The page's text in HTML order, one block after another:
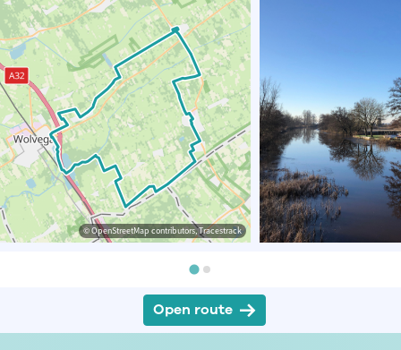
© OpenStreetMap contributors, Tracestrack
Open route